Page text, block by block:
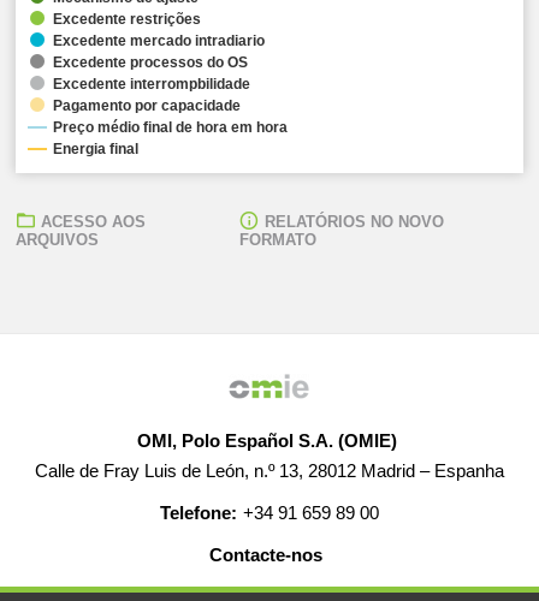
Excedente restrições
Excedente mercado intradiario
Excedente processos do OS
Excedente interrompbilidade
Pagamento por capacidade
Preço médio final de hora em hora
Energia final
ACESSO AOS
ARQUIVOS
RELATÓRIOS NO NOVO
FORMATO
OMI, Polo Español S.A. (OMIE)
Calle de Fray Luis de León, n.º 13, 28012 Madrid – Espanha
Telefone: +34 91 659 89 00
Contacte-nos